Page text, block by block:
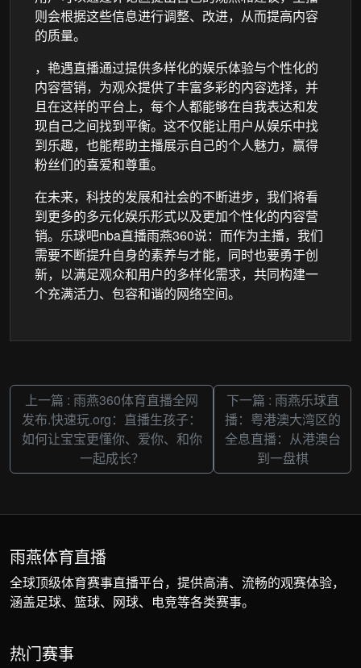
则会根据这些信息进行调整、改进，从而提高内容
的质量。
，艳遇直播通过提供多样化的娱乐体验与个性化的
内容营销，为观众提供了丰富多彩的内容选择，并
且在这样的平台上，每个人都能够在自我表达和发
现自己之间找到平衡。这不仅能让用户从娱乐中找
到乐趣，也能帮助主播展示自己的个人魅力，赢得
粉丝们的喜爱和尊重。
在未来，科技的发展和社会的不断进步，我们将看
到更多的多元化娱乐形式以及更加个性化的内容营
销。乐球吧nba直播雨燕360说：而作为主播，我们
需要不断提升自身的素养与才能，同时也要勇于创
新，以满足观众和用户的多样化需求，共同构建一
个充满活力、包容和谐的网络空间。
上一篇 : 雨燕360体育直播全网
发布.快速玩.org：直播生孩子：
如何让宝宝更懂你、爱你、和你
一起成长？
下一篇 : 雨燕乐球直
播：粤港澳大湾区的
全息直播：从港澳台
到一盘棋
雨燕体育直播
全球顶级体育赛事直播平台，提供高清、流畅的观赛体验，
涵盖足球、篮球、网球、电竞等各类赛事。
热门赛事